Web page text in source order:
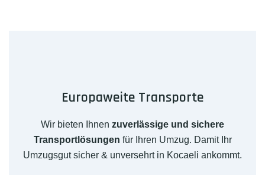
Europaweite Transporte
Wir bieten Ihnen zuverlässige und sichere
Transportlösungen für Ihren Umzug. Damit Ihr
Umzugsgut sicher & unversehrt in Kocaeli ankommt.